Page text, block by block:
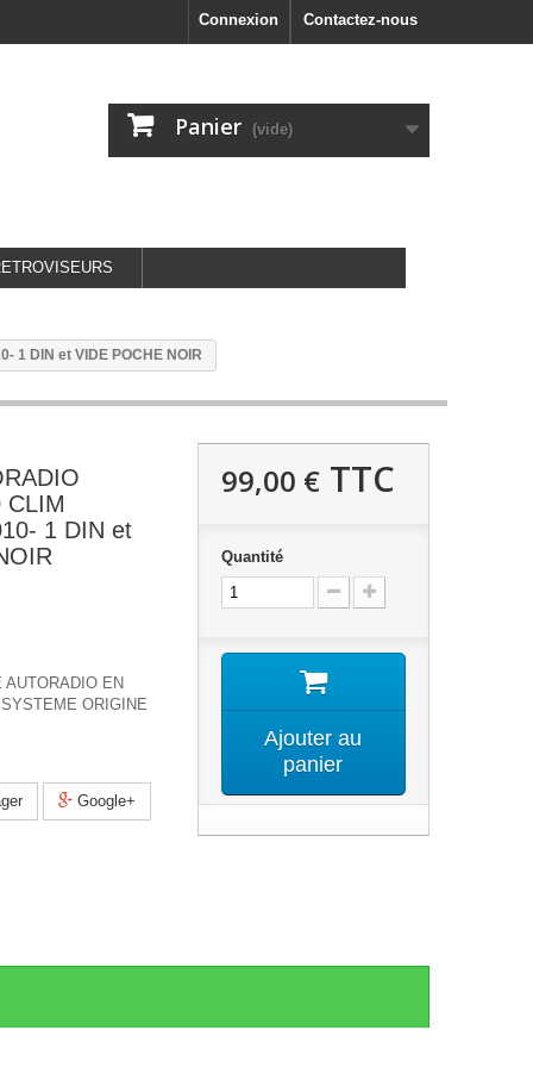
Contactez-nous
Connexion
Panier (vide)
1 DIN et VIDE POCHE NOIR
CLIM
1 DIN et
AUTORADIO EN
ORIGINE
Google+
99,00 €TTC
Quantité
Ajouter au
panier